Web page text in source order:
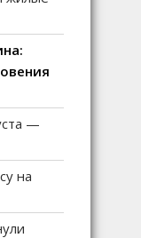
—
на